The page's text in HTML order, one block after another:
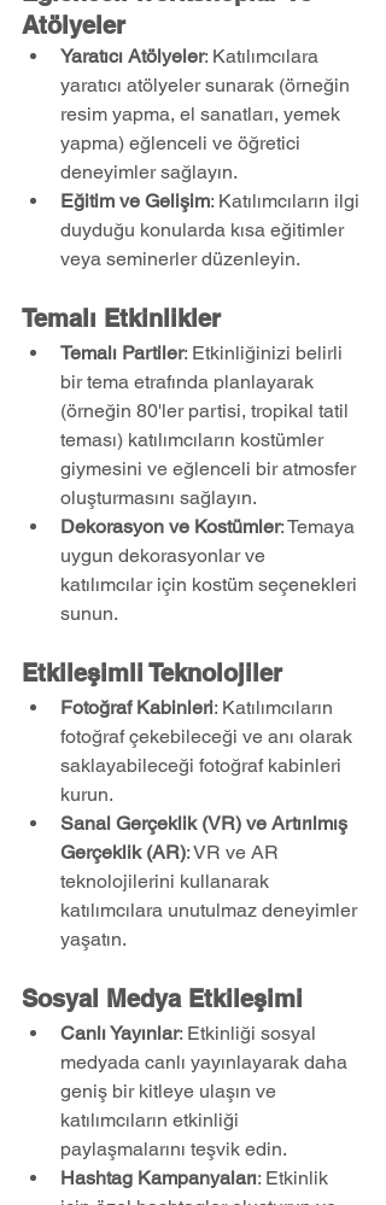
Atölyeler
Yaratıcı Atölyeler: Katılımcılara
yaratıcı atölyeler sunarak (örneğin
resim yapma, el sanatları, yemek
yapma) eğlenceli ve öğretici
deneyimler sağlayın.
Eğitim ve Gelişim: Katılımcıların ilgi
duyduğu konularda kısa eğitimler
veya seminerler düzenleyin.
Temalı Etkinlikler
Temalı Partiler: Etkinliğinizi belirli
bir tema etrafında planlayarak
(örneğin 80'ler partisi, tropikal tatil
teması) katılımcıların kostümler
giymesini ve eğlenceli bir atmosfer
oluşturmasını sağlayın.
Dekorasyon ve Kostümler: Temaya
uygun dekorasyonlar ve
katılımcılar için kostüm seçenekleri
sunun.
Etkileşimli Teknolojiler
Fotoğraf Kabinleri: Katılımcıların
fotoğraf çekebileceği ve anı olarak
saklayabileceği fotoğraf kabinleri
kurun.
Sanal Gerçeklik (VR) ve Artırılmış
Gerçeklik (AR): VR ve AR
teknolojilerini kullanarak
katılımcılara unutulmaz deneyimler
yaşatın.
Sosyal Medya Etkileşimi
Canlı Yayınlar: Etkinliği sosyal
medyada canlı yayınlayarak daha
geniş bir kitleye ulaşın ve
katılımcıların etkinliği
paylaşmalarını teşvik edin.
Hashtag Kampanyaları: Etkinlik